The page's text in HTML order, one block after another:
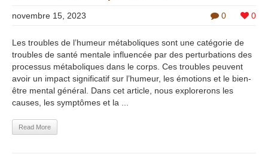
0 0
novembre 15, 2023
Les troubles de l’humeur métaboliques sont une catégorie de
troubles de santé mentale influencée par des perturbations des
processus métaboliques dans le corps. Ces troubles peuvent
avoir un impact significatif sur l’humeur, les émotions et le bien-
être mental général. Dans cet article, nous explorerons les
causes, les symptômes et la ...
Read More